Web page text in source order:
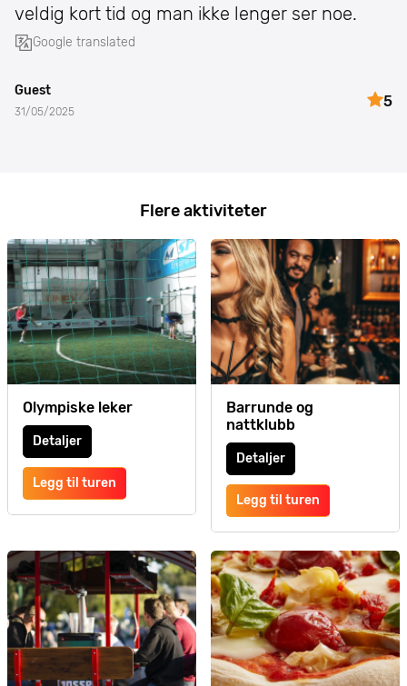
veldig kort tid og man ikke lenger ser noe.
Google translated
Guest
31/05/2025
5
Flere aktiviteter
Olympiske leker
Detaljer
Legg til turen
Barrunde og
nattklubb
Detaljer
Legg til turen